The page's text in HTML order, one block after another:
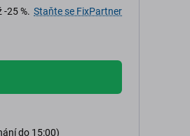
-25 %. Staňte se FixPartner
do 15:00)